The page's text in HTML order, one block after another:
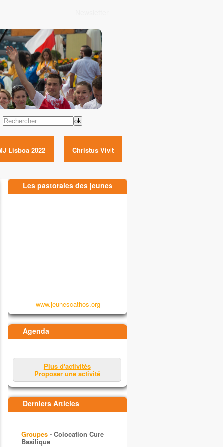
Rechercher
Lisboa 2022 Christus Vivit
Les pastorales des jeunes
www.jeunescathos.org
Agenda
Plus d'activités
Proposer une activité
Derniers Articles
Groupes - Colocation Cure
Basilique